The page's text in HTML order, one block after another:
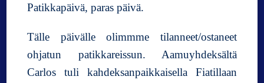
e
C
m
Patikkapäivä, paras päivä.
Tälle päivälle olimmme tilanneet/ostaneet
ohjatun patikkareissun. Aamuyhdeksältä
Carlos tuli kahdeksanpaikkaisella Fiatillaan